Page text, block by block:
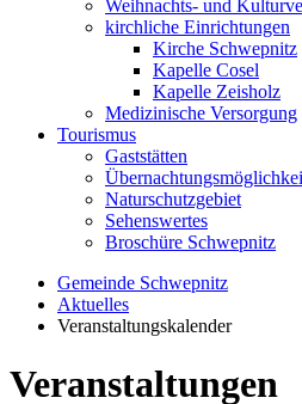
Weihnachts- und
kirchliche Einrichtungen
Kirche Schwepnitz
Kapelle Cosel
Kapelle Zeisholz
Medizinische Versorgung
Tourismus
Gaststätten
Naturschutzgebiet
Sehenswertes
Broschüre Schwepnitz
Gemeinde Schwepnitz
Aktuelles
Veranstaltungskalender
Veranstaltungen